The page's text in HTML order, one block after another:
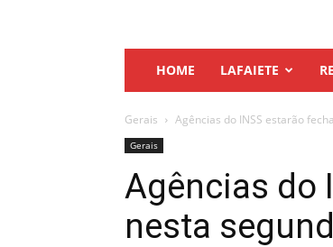
HOME LAFAIETE
Gerais Agências do INSS estarão
Gerais
Agências do
nesta